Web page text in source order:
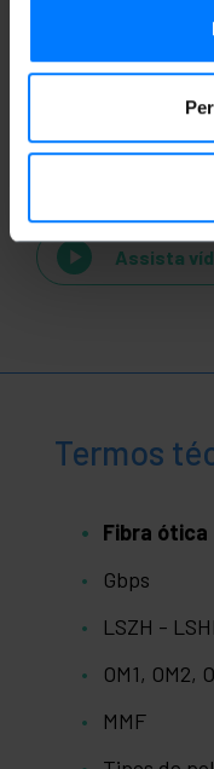
Vídeos
Assista
Termos
Fibra ótica
Gbps
LSZH -
OM1, OM2,
MMF